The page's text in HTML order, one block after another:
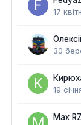
17
30
19
Max